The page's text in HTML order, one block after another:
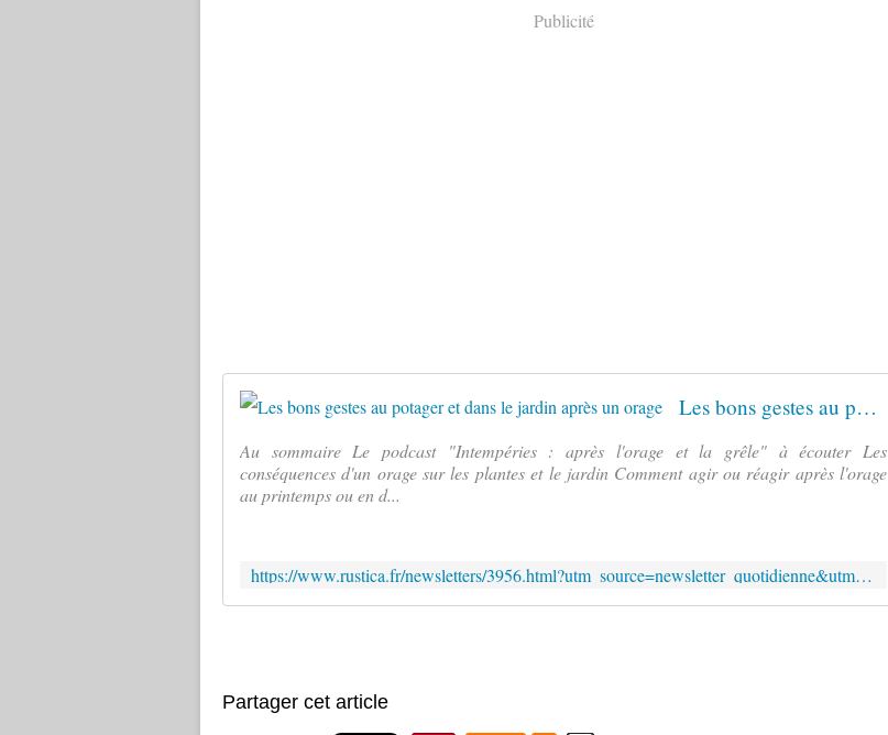
Publicité
Les bons gestes au potager et dans le jardin après un orage
Au sommaire Le podcast "Intempéries : après l'orage et la grêle" à écouter Les
conséquences d'un orage sur les plantes et le jardin Comment agir ou réagir après l'orage
au printemps ou en d...
https://www.rustica.fr/newsletters/3956.html?utm_source=newsletter_quotidienne&utm_medium=email&utm_campaign=3956&uid=VQOrMoFi9mUasViwN2OGEQ==
Partager cet article